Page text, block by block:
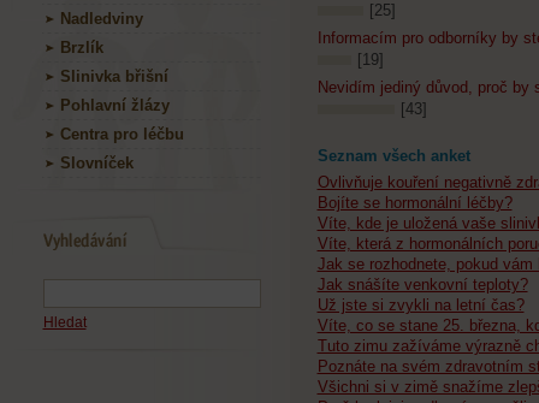
Nadledviny
Brzlík
Slinivka břišní
Pohlavní žlázy
Centra pro léčbu
Slovníček
Hledat
[25]
Informacím pro odborníky by
[19]
Nevidím jediný důvod, proč by
[43]
Seznam všech anket
Ovlivňuje kouření negativně
Bojíte se hormonální léčby?
Víte, kde je uložená vaše
Víte, která z hormonálních
Jak se rozhodnete, pokud
Jak snášíte venkovní teploty?
Už jste si zvykli na letní čas?
Víte, co se stane 25. března,
Tuto zimu zažíváme výrazně
Poznáte na svém zdravotním
Všichni si v zimě snažíme